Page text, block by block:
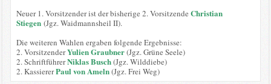
Neuer 1. Vorsitzender ist der bisherige 2. Vorsitzende Christian
Stiegen (Jgz. Waidmannsheil II).
Die weiteren Wahlen ergaben folgende Ergebnisse:
2. VorsitzenderYulien Graubner(Jgz. Grüne Seele)
2. SchriftführerNiklas Busch(Jgz. Wilddiebe)
2. KassiererPaul von Ameln(Jgz. Frei Weg)